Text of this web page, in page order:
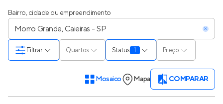
Bairro, cidade ou empreendimento
Quartos Status 1 Preço
Filtrar
Mosaico Mapa COMPARAR